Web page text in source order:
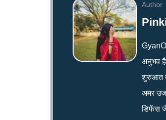
Author
अनुभव
शुरुआत
अमर
डिफेंस